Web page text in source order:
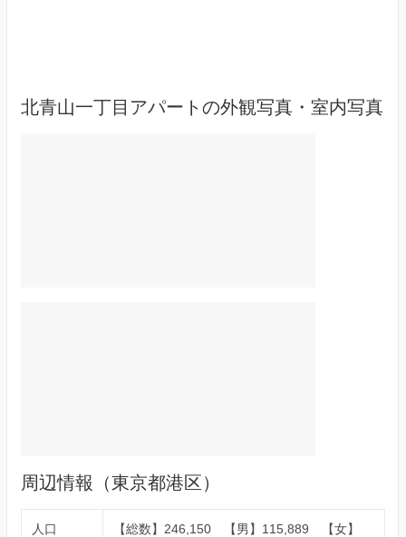
北青山一丁目アパートの外観写真・室内写真
周辺情報（東京都港区）
人口
【総数】246,150 【男】115,889 【女】